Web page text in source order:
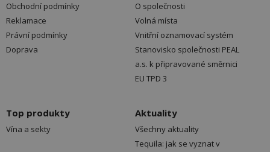
Obchodní podmínky
Reklamace
Právní podmínky
Doprava
O společnosti
Volná místa
Vnitřní oznamovací systém
Stanovisko společnosti PEAL
a.s. k připravované směrnici
EU TPD 3
Top produkty
Vína a sekty
Aktuality
Všechny aktuality
Tequila: jak se vyznat v